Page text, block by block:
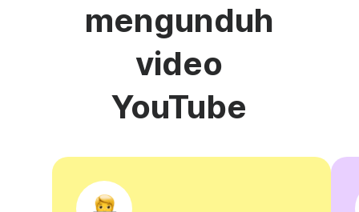
mengunduh
video
YouTube